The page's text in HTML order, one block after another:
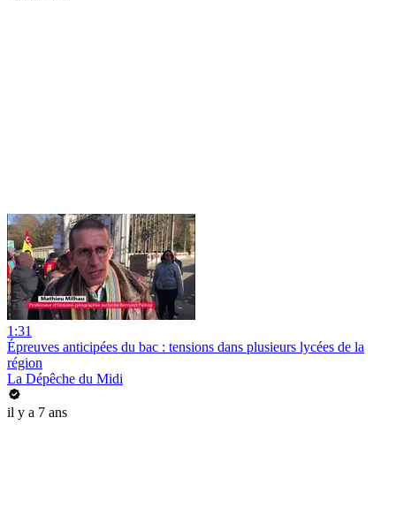
1:31
Épreuves anticipées du bac : tensions dans plusieurs lycées de la
région
La Dépêche du Midi
il y a 7 ans